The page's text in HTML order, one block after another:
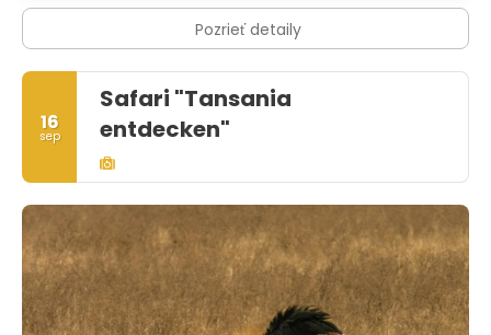
Pozrieť detaily
16
sep
Safari "Tansania
entdecken"